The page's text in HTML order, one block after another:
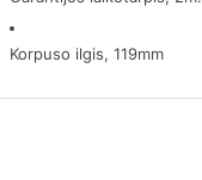
Korpuso ilgis, 119mm